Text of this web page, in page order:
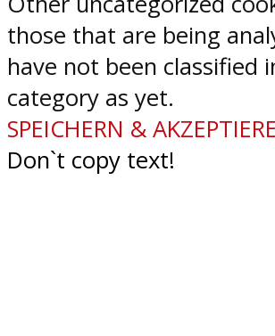
those that are being
have not been classified
category as yet.
SPEICHERN &
Don`t copy text!